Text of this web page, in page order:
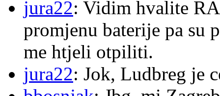
jura22: Vidim hvalite
promjenu baterije pa su
me htjeli otpiliti.
jura22: Jok, Ludbreg je